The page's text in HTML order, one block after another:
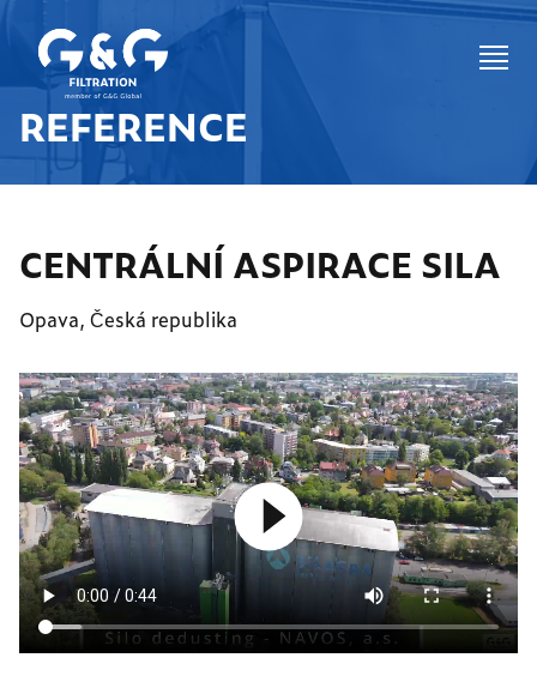
REFERENCE
CENTRÁLNÍ ASPIRACE SILA
Opava, Česká republika